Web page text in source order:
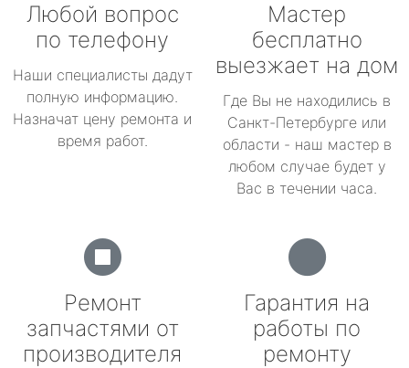
Любой вопрос
по телефону
Наши специалисты дадут
полную информацию.
Назначат цену ремонта и
время работ.
Мастер
бесплатно
выезжает на дом
Где Вы не находились в
Санкт-Петербурге или
области - наш мастер в
любом случае будет у
Вас в течении часа.
Ремонт
запчастями от
производителя
Гарантия на
работы по
ремонту